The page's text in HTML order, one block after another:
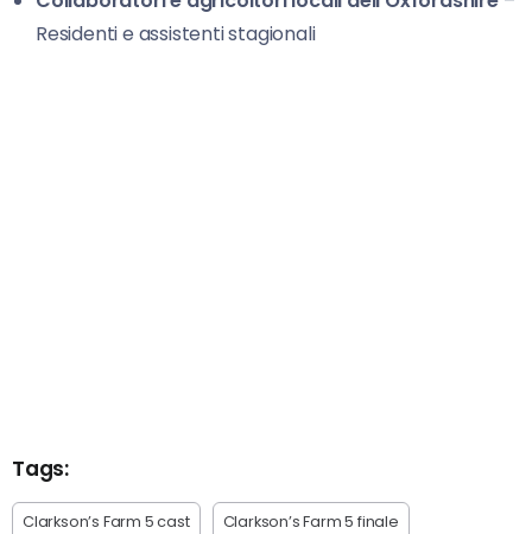
Residenti e assistenti stagionali
Tags:
Clarkson’s Farm 5 cast Clarkson’s Farm 5 finale